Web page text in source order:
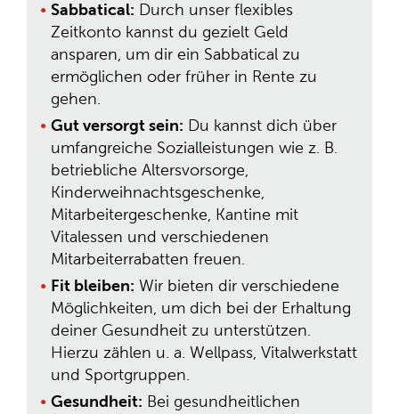
Sabbatical: Durch unser flexibles
Zeitkonto kannst du gezielt Geld
ansparen, um dir ein Sabbatical zu
ermöglichen oder früher in Rente zu
gehen.
Gut versorgt sein: Du kannst dich über
umfangreiche Sozialleistungen wie z. B.
betriebliche Altersvorsorge,
Kinderweihnachtsgeschenke,
Mitarbeitergeschenke, Kantine mit
Vitalessen und verschiedenen
Mitarbeiterrabatten freuen.
Fit bleiben: Wir bieten dir verschiedene
Möglichkeiten, um dich bei der Erhaltung
deiner Gesundheit zu unterstützen.
Hierzu zählen u. a. Wellpass, Vitalwerkstatt
und Sportgruppen.
Gesundheit: Bei gesundheitlichen